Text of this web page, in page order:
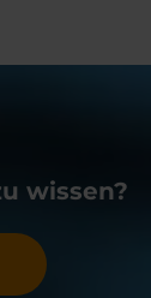
wissen?